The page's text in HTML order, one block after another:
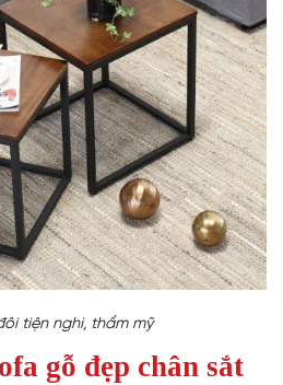
tiện nghi, thẩm mỹ
gỗ đẹp chân sắt